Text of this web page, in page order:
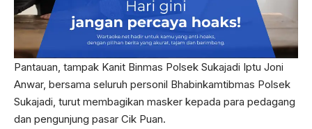
Pantauan, tampak Kanit Binmas Polsek Sukajadi Iptu Joni
Anwar, bersama seluruh personil Bhabinkamtibmas Polsek
Sukajadi, turut membagikan masker kepada para pedagang
dan pengunjung pasar Cik Puan.